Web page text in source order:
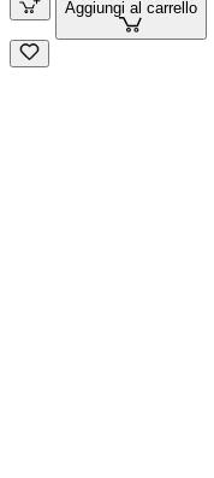
Aggiungi al carrello